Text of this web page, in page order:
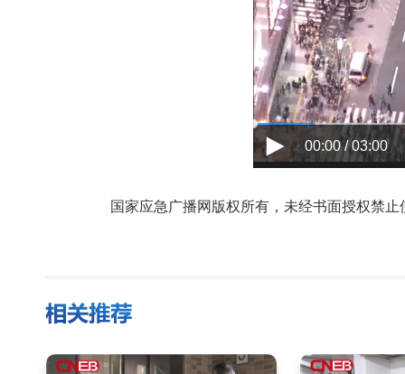
00:00 / 03:00
国家应急广播网版权所有，未经书面授权禁